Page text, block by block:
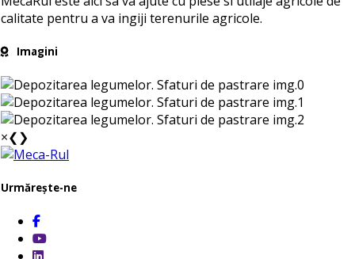
calitate pentru a va ingiji terenurile agricole.
Imagini
×❮❯
Urmărește-ne